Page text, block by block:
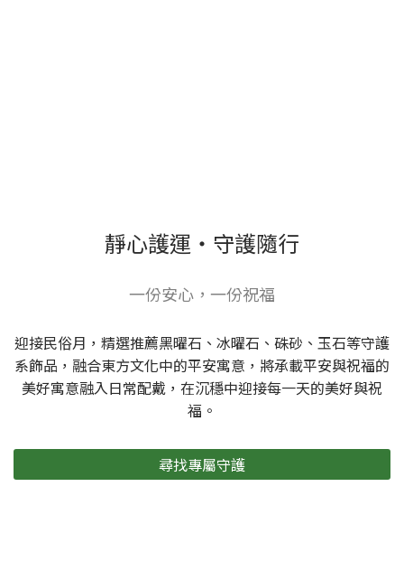
靜心護運・守護隨行
一份安心，一份祝福
迎接民俗月，精選推薦黑曜石、冰曜石、硃砂、玉石等守護
系飾品，融合東方文化中的平安寓意，將承載平安與祝福的
美好寓意融入日常配戴，在沉穩中迎接每一天的美好與祝
福。
尋找專屬守護